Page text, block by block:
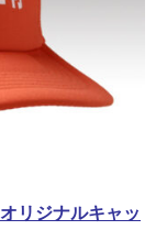
リジナルキャッ